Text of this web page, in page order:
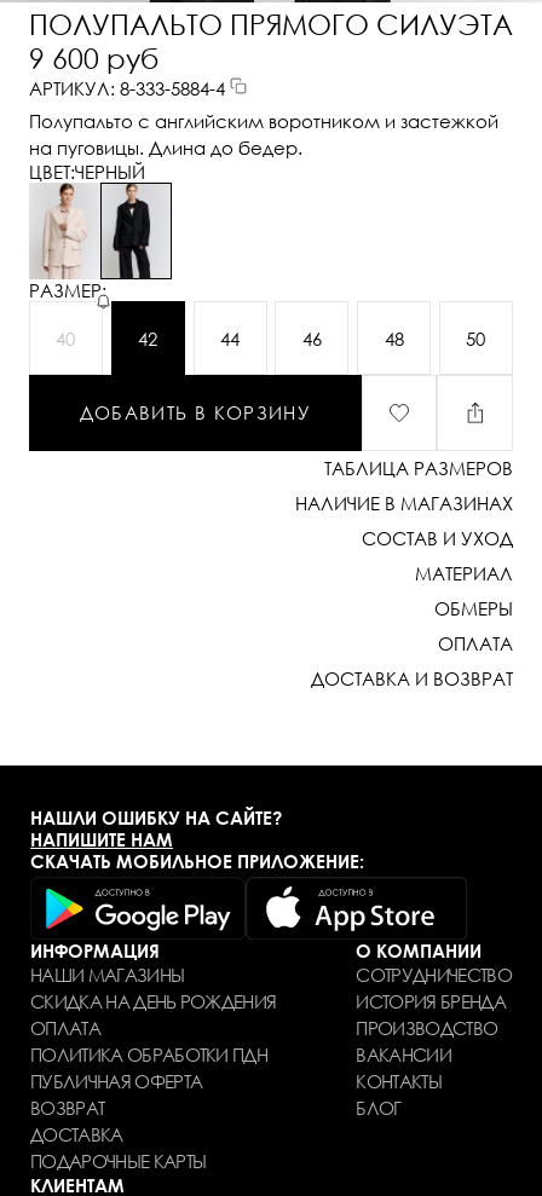
ПОЛУПАЛЬТО ПРЯМОГО СИЛУЭТА
9 600 руб
АРТИКУЛ: 8-333-5884-4
Полупальто с английским воротником и застежкой
на пуговицы. Длина до бедер.
ЦВЕТ:ЧЕРНЫЙ
РАЗМЕР:
40 42 44 46 48 50
ДОБАВИТЬ В КОРЗИНУ
ТАБЛИЦА РАЗМЕРОВ
НАЛИЧИЕ В МАГАЗИНАХ
СОСТАВ И УХОД
МАТЕРИАЛ
ОБМЕРЫ
ОПЛАТА
ДОСТАВКА И ВОЗВРАТ
НАШЛИ ОШИБКУ НА САЙТЕ?
НАПИШИТЕ НАМ
СКАЧАТЬ МОБИЛЬНОЕ ПРИЛОЖЕНИЕ:
ИНФОРМАЦИЯ
НАШИ МАГАЗИНЫ
СКИДКА НА ДЕНЬ РОЖДЕНИЯ
ОПЛАТА
ПОЛИТИКА ОБРАБОТКИ ПДН
ПУБЛИЧНАЯ ОФЕРТА
ВОЗВРАТ
ДОСТАВКА
ПОДАРОЧНЫЕ КАРТЫ
О КОМПАНИИ
СОТРУДНИЧЕСТВО
ИСТОРИЯ БРЕНДА
ПРОИЗВОДСТВО
ВАКАНСИИ
КОНТАКТЫ
БЛОГ
КЛИЕНТАМ